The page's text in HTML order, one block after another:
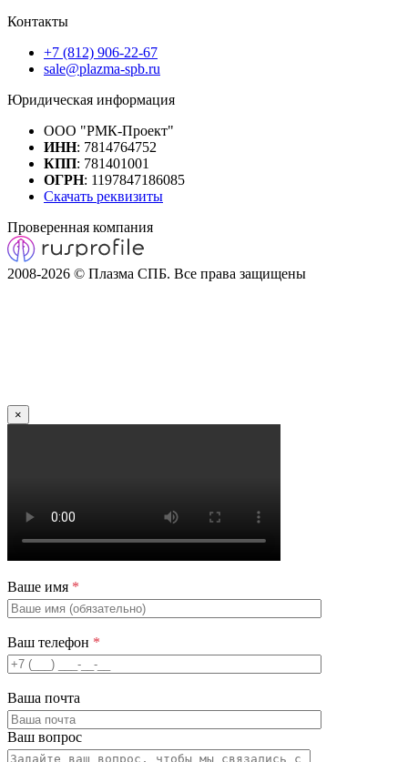
Контакты
+7 (812) 906-22-67
sale@plazma-spb.ru
Юридическая информация
ООО "РМК-Проект"
ИНН: 7814764752
КПП: 781401001
ОГРН: 1197847186085
Скачать реквизиты
Проверенная компания
2008-2026 © Плазма СПБ. Все права защищены
×
Ваше имя *
Ваш телефон *
Ваша почта
Ваш вопрос